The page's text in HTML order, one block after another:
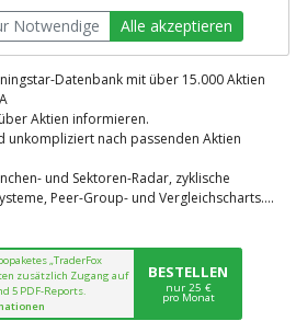
Datenbank mit über 15.000 Aktien
Aktien informieren.
unkompliziert nach passenden Aktien
und Sektoren-Radar, zyklische
Peer-Group- und Vergleichscharts....
„TraderFox
zusätzlich Zugang auf
5 PDF-Reports.
BESTELLEN
nur 25 €
pro Monat
Notwendige Alle akzeptieren